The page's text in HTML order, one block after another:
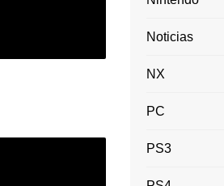
Noticias
NX
PC
PS3